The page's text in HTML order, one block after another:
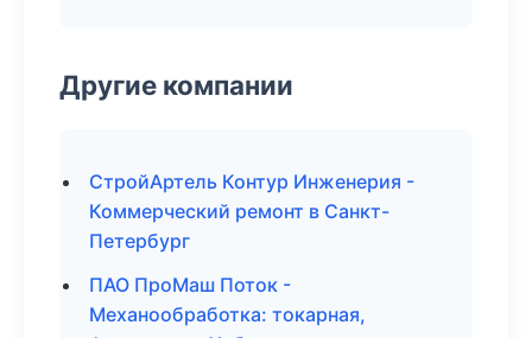
Другие компании
СтройАртель Контур Инженерия -
Коммерческий ремонт в Санкт-
Петербург
ПАО ПроМаш Поток -
Механообработка: токарная,